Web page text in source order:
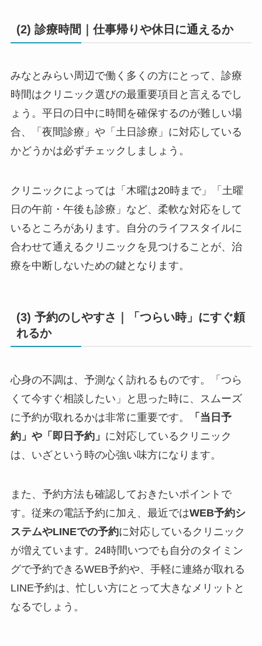
(2) 診療時間｜仕事帰りや休日に通えるか
みなとみらい周辺で働く多くの方にとって、診療
時間はクリニック選びの最重要項目と言えるでし
ょう。平日の日中に時間を確保するのが難しい場
合、「夜間診療」や「土日診療」に対応している
かどうかは必ずチェックしましょう。
クリニックによっては「木曜は20時まで」「土曜
日の午前・午後も診療」など、柔軟な対応をして
いるところがあります。自分のライフスタイルに
合わせて通えるクリニックを見つけることが、治
療を中断しないための鍵となります。
(3) 予約のしやすさ｜「つらい時」にすぐ頼
れるか
心身の不調は、予測なく訪れるものです。「つら
くて今すぐ相談したい」と思った時に、スムーズ
に予約が取れるかは非常に重要です。
「当日予
約」や「即日予約」 に対応しているクリニック
は、いざという時の心強い味方になります。
また、予約方法も確認しておきたいポイントで
す。従来の電話予約に加え、最近ではWEB予約シ
ステムやLINEでの予約に対応しているクリニック
が増えています。24時間いつでも自分のタイミン
グで予約できるWEB予約や、手軽に連絡が取れる
LINE予約は、忙しい方にとって大きなメリットと
なるでしょう。